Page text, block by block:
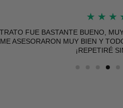
★ ★ ★
FUE BASTANTE BUENO,
ME ASESORARON MUY BIEN Y
¡REPETIRÉ
★ ★ ★
RÁPIDO Y BIEN PROTEGIDO, EL
SIN DUDA